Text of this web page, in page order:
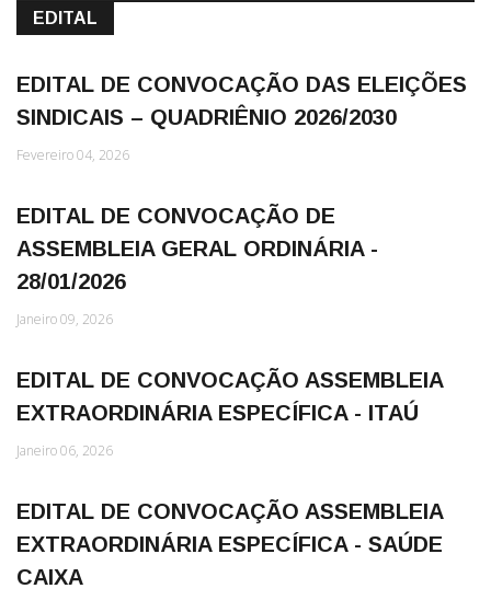
EDITAL
EDITAL DE CONVOCAÇÃO DAS ELEIÇÕES
SINDICAIS – QUADRIÊNIO 2026/2030
Fevereiro 04, 2026
EDITAL DE CONVOCAÇÃO DE
ASSEMBLEIA GERAL ORDINÁRIA -
28/01/2026
Janeiro 09, 2026
EDITAL DE CONVOCAÇÃO ASSEMBLEIA
EXTRAORDINÁRIA ESPECÍFICA - ITAÚ
Janeiro 06, 2026
EDITAL DE CONVOCAÇÃO ASSEMBLEIA
EXTRAORDINÁRIA ESPECÍFICA - SAÚDE
CAIXA